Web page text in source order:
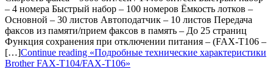
– 4 номера Быстрый набор – 100 номеров Ёмкость лотков –
Основной – 30 листов Автоподатчик – 10 листов Передача
факсов из памяти/прием факсов в память – До 25 страниц
Функция сохранения при отключении питания – (FAX-T106 –
[…]Continue reading «Подробные технические характеристики
Brother FAX-T104/FAX-T106»